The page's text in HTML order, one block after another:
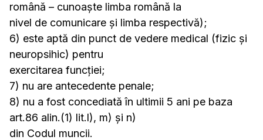
română – cunoaște limba română la
nivel de comunicare și limba respectivă);
6) este aptă din punct de vedere medical (fizic și
neuropsihic) pentru
exercitarea funcției;
7) nu are antecedente penale;
8) nu a fost concediată în ultimii 5 ani pe baza
art.86 alin.(1) lit.l), m) și n)
din Codul muncii.